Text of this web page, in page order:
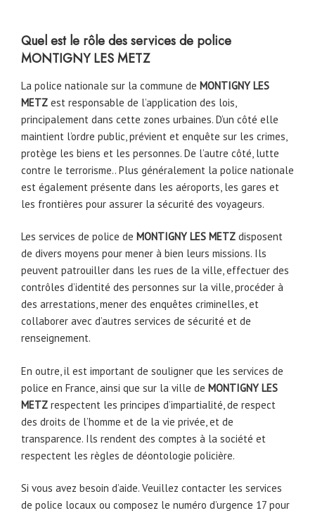
Quel est le rôle des services de police
MONTIGNY LES METZ
La police nationale sur la commune de MONTIGNY LES
METZ est responsable de l’application des lois,
principalement dans cette zones urbaines. D’un côté elle
maintient l’ordre public, prévient et enquête sur les crimes,
protège les biens et les personnes. De l’autre côté, lutte
contre le terrorisme.. Plus généralement la police nationale
est également présente dans les aéroports, les gares et
les frontières pour assurer la sécurité des voyageurs.
Les services de police de MONTIGNY LES METZ disposent
de divers moyens pour mener à bien leurs missions. Ils
peuvent patrouiller dans les rues de la ville, effectuer des
contrôles d’identité des personnes sur la ville, procéder à
des arrestations, mener des enquêtes criminelles, et
collaborer avec d’autres services de sécurité et de
renseignement.
En outre, il est important de souligner que les services de
police en France, ainsi que sur la ville de MONTIGNY LES
METZ respectent les principes d’impartialité, de respect
des droits de l’homme et de la vie privée, et de
transparence. Ils rendent des comptes à la société et
respectent les règles de déontologie policière.
Si vous avez besoin d’aide. Veuillez contacter les services
de police locaux ou composez le numéro d’urgence 17 pour